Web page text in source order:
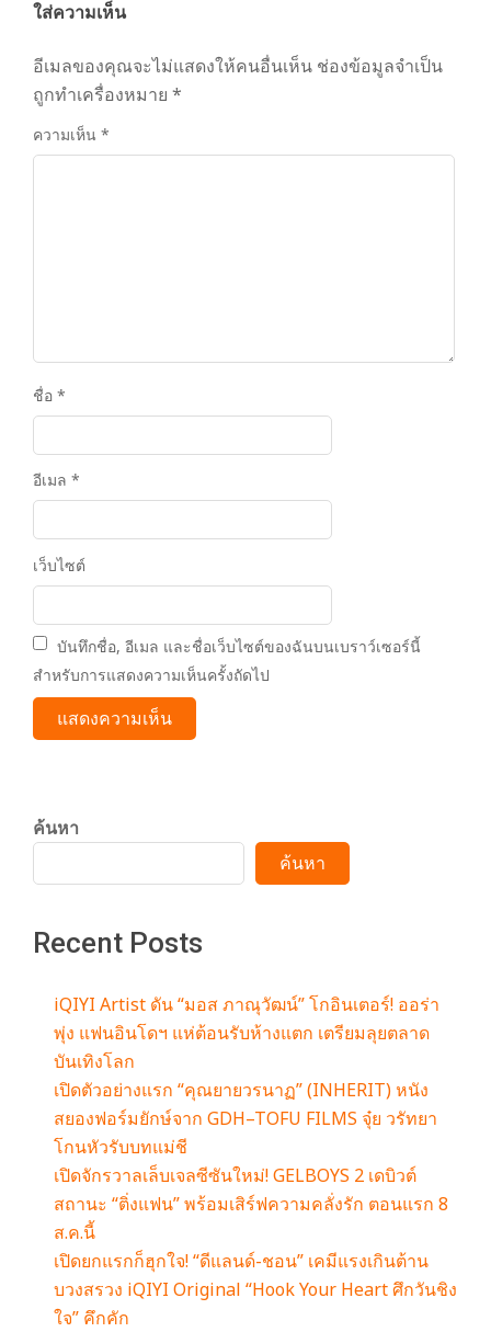
ใส่ความเห็น
อีเมลของคุณจะไม่แสดงให้คนอื่นเห็น ช่องข้อมูลจำเป็น
ถูกทำเครื่องหมาย *
ความเห็น *
ชื่อ *
อีเมล *
เว็บไซต์
บันทึกชื่อ, อีเมล และชื่อเว็บไซต์ของฉันบนเบราว์เซอร์นี้
สำหรับการแสดงความเห็นครั้งถัดไป
ค้นหา
ค้นหา
Recent Posts
iQIYI Artist ดัน “มอส ภาณุวัฒน์” โกอินเตอร์! ออร่า
พุ่ง แฟนอินโดฯ แห่ต้อนรับห้างแตก เตรียมลุยตลาด
บันเทิงโลก
เปิดตัวอย่างแรก “คุณยายวรนาฏ” (INHERIT) หนัง
สยองฟอร์มยักษ์จาก GDH–TOFU FILMS จุ๋ย วรัทยา
โกนหัวรับบทแม่ชี
เปิดจักรวาลเล็บเจลซีซันใหม่! GELBOYS 2 เดบิวต์
สถานะ “ติ่งแฟน” พร้อมเสิร์ฟความคลั่งรัก ตอนแรก 8
ส.ค.นี้
เปิดยกแรกก็ฮุกใจ! “ดีแลนด์-ชอน” เคมีแรงเกินต้าน
บวงสรวง iQIYI Original “Hook Your Heart ศึกวันชิง
ใจ” คึกคัก